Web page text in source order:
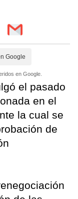
Google
en Google.
el pasado
en el
la cual se
de